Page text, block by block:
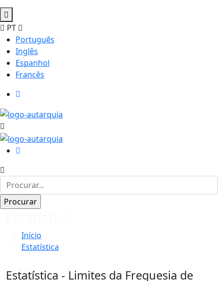
PT
Português
Inglês
Espanhol
Francês
Início
Estatística
Estatística - Limites da Freguesia de